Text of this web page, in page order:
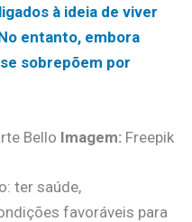
à ideia de viver
entanto, embora
sobrepõem por
Bello Imagem: Freepik
ter saúde,
favoráveis para